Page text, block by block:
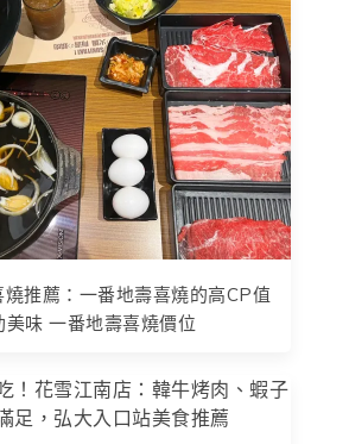
燒推薦：一番地壽喜燒的高CP值
美味 一番地壽喜燒價位